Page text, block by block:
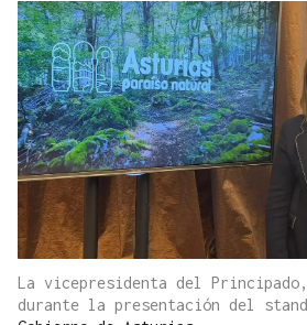
La vicepresidenta del Principado,
durante la presentación del